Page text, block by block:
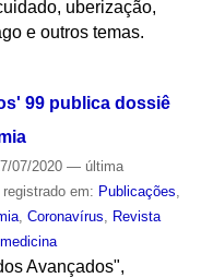
uberização,
e outros temas.
99 publica dossiê
07/2020 — última
em: Publicações,
, Coronavírus, Revista
medicina
Avançados",